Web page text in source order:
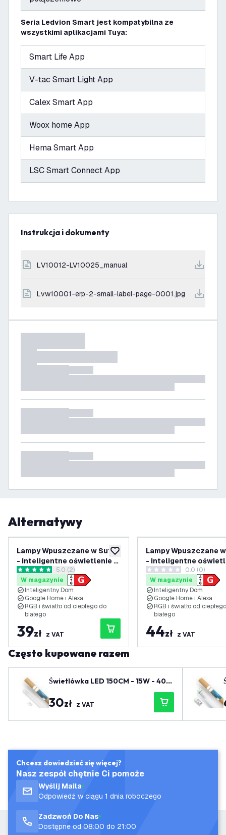
Seria Ledvion Smart jest kompatybilna ze
wszystkimi aplikacjami Tuya:
Smart Life App
V-tac Smart Light App
Calex Smart App
Woox home App
Hema Smart App
LSC Smart Connect App
Instrukcja i dokumenty
LV10012-LV10025_manual
lvw10001-erp-2-small-label-page-0001.jpg
Alternatywy
dodaj do listy życzeń
Lampy Wpuszczane w Sufit
- inteligentne oświetlenie -
Amsterdam - ściemniane -
RGBWW - Białe
otwórz panel recenzji
5 Gwiazdki oceny
5.0 (2)
W magazynie
Inteligentny Dom
Google Home i Alexa
RGB i światło od ciepłego do
białego
39zł z VAT
Lampy Wpuszczane
- inteligentne
Amsterdam -
RGBWW - Stal
0 Gwiazdki oceny
0.0 (0)
W magazynie
Inteligentny Dom
Google Home i Alexa
RGB i światło od
białego
44zł z VAT
Często kupowane razem
Świetlówka LED 150CM - 15W - 400
0K - 2400 Lm - Wysoka wydajność
30zł z VAT
Chcesz dowiedzieć się więcej?
Nasz zespół chętnie Ci pomoże
Wyślij Maila
Odpowiedź w ciągu 1 dnia roboczego
Zadzwoń Do Nas
Dostępne od 08:00 do 21:00